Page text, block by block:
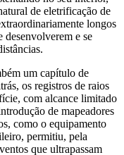
de eletrificação de
longos
desenvolverem e se
um capítulo de
os registros de raios
com alcance limitado
de mapeadores
como o equipamento
permitiu, pela
que ultrapassam